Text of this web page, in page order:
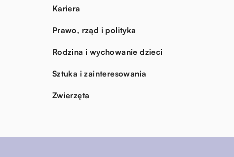
Kariera
Prawo, rząd i polityka
Rodzina i wychowanie dzieci
Sztuka i zainteresowania
Zwierzęta